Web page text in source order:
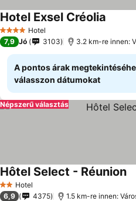
4 KategóriaHotel
Hotel Exsel Créolia
7,9 Jó 3103 3.2 km-re innen:
A pontos árak
válasszon dátumokat
Népszerű választás
2 Kategória
Hotel
Hôtel Select - Réunion
6,9 4375 1.5 km-re innen: